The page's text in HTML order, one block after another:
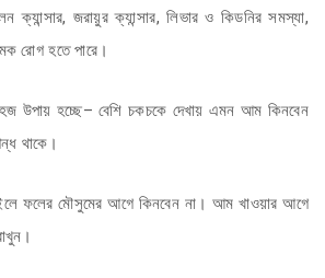
ক্যান্সার, জরায়ুর ক্যান্সার, লিভার ও কিডনির সমস্যা,
রোগ হতে পারে।
উপায় হচ্ছে– বেশি চকচকে দেখায় এমন আম কিনবেন
থাকে।
ফলের মৌসুমের আগে কিনবেন না। আম খাওয়ার আগে